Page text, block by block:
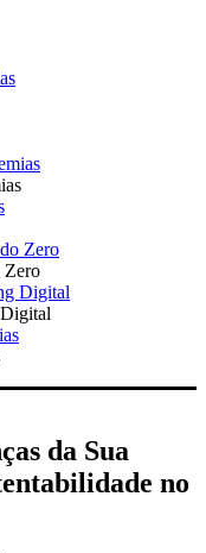
Zero
da Sua
no